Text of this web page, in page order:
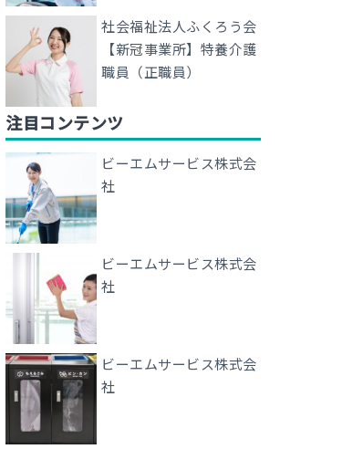
社会福祉法人ふくろう会
【新冠事業所】特養介護
職員（正職員）
注目コンテンツ
ビーエムサービス株式会
社
ビーエムサービス株式会
社
ビーエムサービス株式会
社